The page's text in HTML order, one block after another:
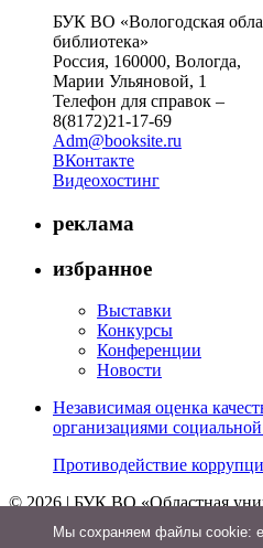
БУК ВО «Вологодская
библиотека»
Россия, 160000, Вологда,
Марии Ульяновой, 1
Телефон для справок –
8(8172)21-17-69
Adm@booksite.ru
ВКонтакте
Видеохостинг
реклама
избранное
Выставки
Конкурсы
Конференции
Новости
Независимая оценка
организациями
Противодействие
© 2026 | БУК ВО «Областная
библиотека»
Мы cохраняем файлы cookie: